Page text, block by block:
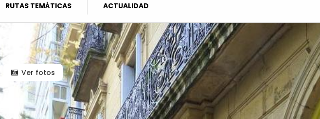
RUTAS TEMÁTICAS ACTUALIDAD
Ver fotos